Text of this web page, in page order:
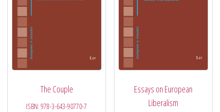
The Couple
ISBN:978-3-643-90770-7
Essays on European
Liberalism